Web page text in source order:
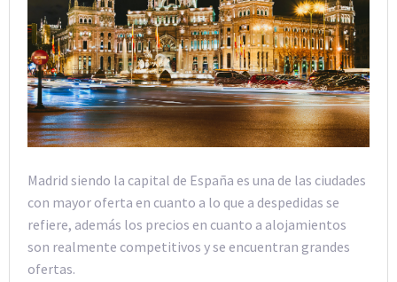
Madrid siendo la capital de España es una de las ciudades
con mayor oferta en cuanto a lo que a despedidas se
refiere, además los precios en cuanto a alojamientos
son realmente competitivos y se encuentran grandes
ofertas.